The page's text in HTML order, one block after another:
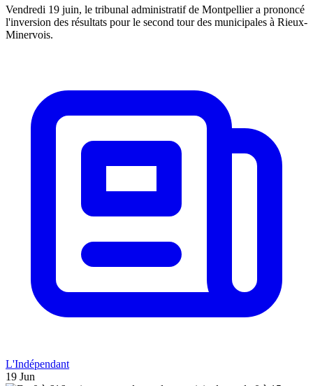
Vendredi 19 juin, le tribunal administratif de Montpellier a prononcé
l'inversion des résultats pour le second tour des municipales à Rieux-
Minervois.
L'Indépendant
19 Jun